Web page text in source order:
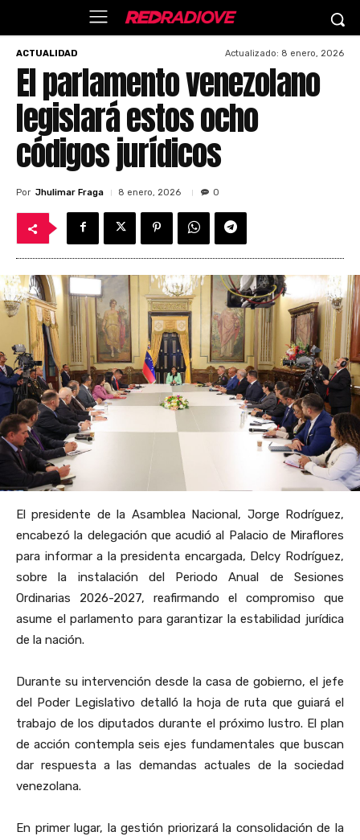
ACTUALIDAD Actualizado: 8 enero, 2026
El parlamento venezolano
legislará estos ocho
códigos jurídicos
Por Jhulimar Fraga 8 enero, 2026 0
El presidente de la Asamblea Nacional, Jorge Rodríguez,
encabezó la delegación que acudió al Palacio de Miraflores
para informar a la presidenta encargada, Delcy Rodríguez,
sobre la instalación del Periodo Anual de Sesiones
Ordinarias 2026-2027, reafirmando el compromiso que
asume el parlamento para garantizar la estabilidad jurídica
de la nación.
Durante su intervención desde la casa de gobierno, el jefe
del Poder Legislativo detalló la hoja de ruta que guiará el
trabajo de los diputados durante el próximo lustro. El plan
de acción contempla seis ejes fundamentales que buscan
dar respuesta a las demandas actuales de la sociedad
venezolana.
En primer lugar, la gestión priorizará la consolidación de la